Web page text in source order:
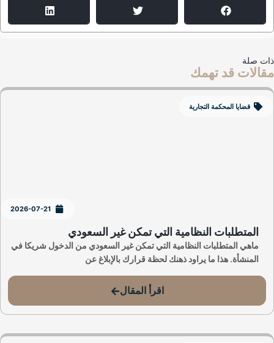
صلة
قد تهمك
قضايا المحكمة التجارية
2026-07-21
المتطلبات النظامية التي تمكن غير السعودي
ماهي المتطلبات النظامية التي تمكن غير السعودي من الدخول شريكا في
المنشأة. هذا ما يراود ذهنك لحظة قرارك بالإبلاغ عن
اقرأ المقال